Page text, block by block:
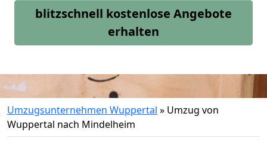
blitzschnell kostenlose Angebote
erhalten
Umzugsunternehmen Wuppertal » Umzug von
Wuppertal nach Mindelheim